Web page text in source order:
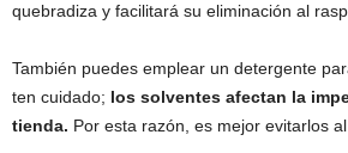
quebradiza y facilitará su eliminación al
También puedes emplear un detergente
ten cuidado; los solventes afectan la
tienda. Por esta razón, es mejor evitarlos al